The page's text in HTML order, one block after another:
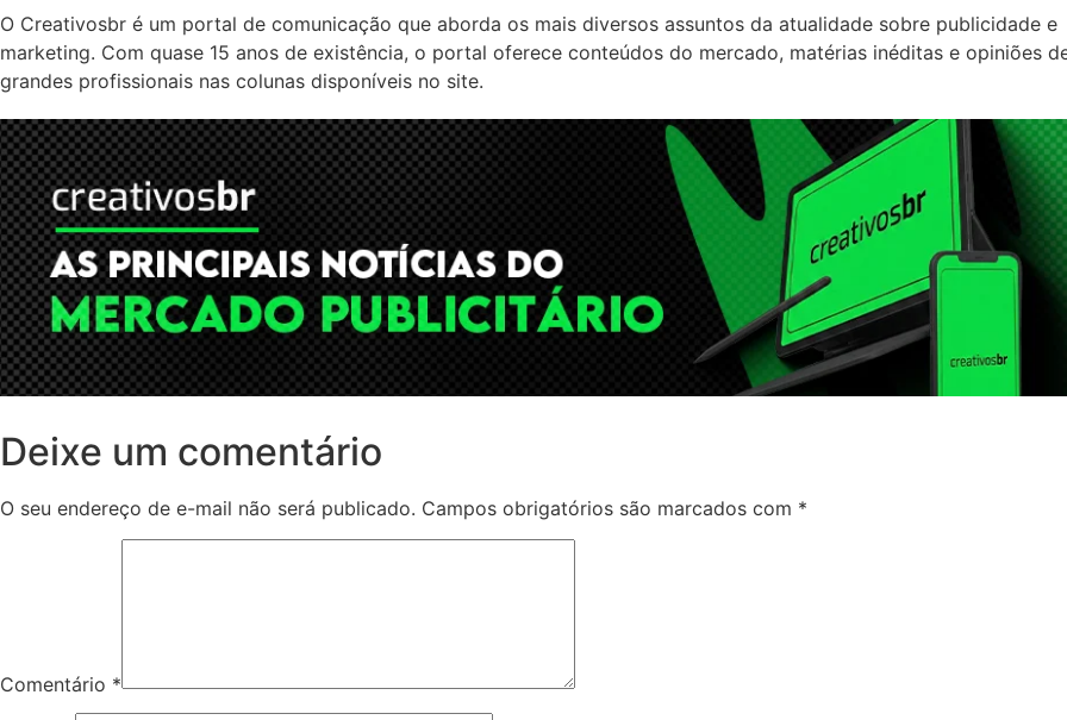
O Creativosbr é um portal de comunicação que aborda os mais diversos assuntos da atualidade sobre publicidade e
marketing. Com quase 15 anos de existência, o portal oferece conteúdos do mercado, matérias inéditas e opiniões
grandes profissionais nas colunas disponíveis no site.
Deixe um comentário
O seu endereço de e-mail não será publicado. Campos obrigatórios são marcados com *
Comentário *